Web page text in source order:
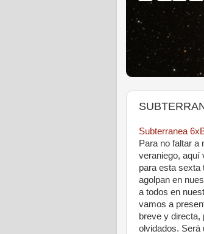
Subterranea
Para no faltar a
veraniego, aquí
para esta sexta
agolpan en
a todos en
vamos a
breve y directa,
olvidados. Será